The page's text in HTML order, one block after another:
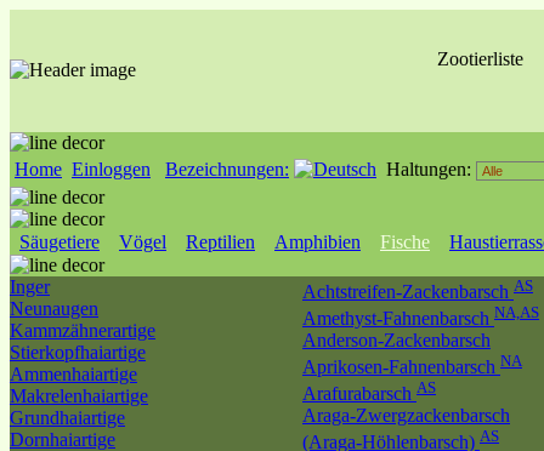
Zootierliste
Home Einloggen Bezeichnungen: Haltungen:
Säugetiere Vögel Reptilien Amphibien Fische
Inger
Neunaugen
Kammzähnerartige
Stierkopfhaiartige
Ammenhaiartige
Makrelenhaiartige
Grundhaiartige
Dornhaiartige
Achtstreifen-Zackenbarsch AS
Amethyst-Fahnenbarsch NA,AS
Anderson-Zackenbarsch
Aprikosen-Fahnenbarsch NA
Arafurabarsch AS
Araga-Zwergzackenbarsch
(Araga-Höhlenbarsch) AS